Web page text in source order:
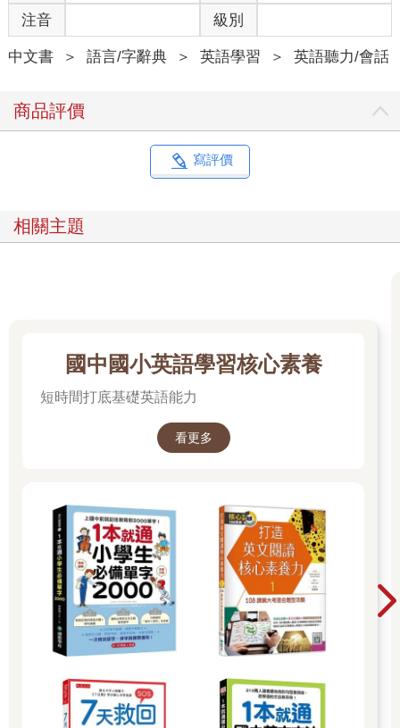
注音 級別
中文書 ＞ 語言/字辭典 ＞ 英語學習 ＞ 英語聽力/會話
商品評價
寫評價
相關主題
國中國小英語學習核心素養
短時間打底基礎英語能力
看更多